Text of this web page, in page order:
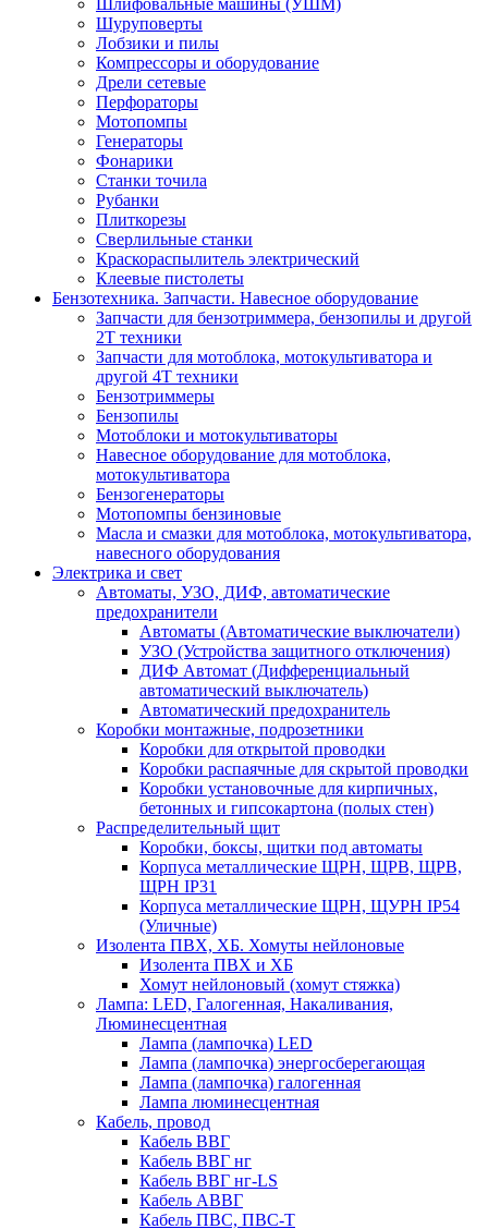
Шлифовальные машины (УШМ)
Шуруповерты
Лобзики и пилы
Компрессоры и оборудование
Дрели сетевые
Перфораторы
Мотопомпы
Генераторы
Фонарики
Станки точила
Рубанки
Плиткорезы
Сверлильные станки
Краскораспылитель электрический
Клеевые пистолеты
Бензотехника. Запчасти. Навесное оборудование
Запчасти для бензотриммера, бензопилы и другой
2Т техники
Запчасти для мотоблока, мотокультиватора и
другой 4Т техники
Бензотриммеры
Бензопилы
Мотоблоки и мотокультиваторы
Навесное оборудование для мотоблока,
мотокультиватора
Бензогенераторы
Мотопомпы бензиновые
Масла и смазки для мотоблока, мотокультиватора,
навесного оборудования
Электрика и свет
Автоматы, УЗО, ДИФ, автоматические
предохранители
Автоматы (Автоматические выключатели)
УЗО (Устройства защитного отключения)
ДИФ Автомат (Дифференциальный
автоматический выключатель)
Автоматический предохранитель
Коробки монтажные, подрозетники
Коробки для открытой проводки
Коробки распаячные для скрытой проводки
Коробки установочные для кирпичных,
бетонных и гипсокартона (полых стен)
Распределительный щит
Коробки, боксы, щитки под автоматы
Корпуса металлические ЩРН, ЩРВ, ЩРВ,
ЩРН IP31
Корпуса металлические ЩРН, ЩУРН IP54
(Уличные)
Изолента ПВХ, ХБ. Хомуты нейлоновые
Изолента ПВХ и ХБ
Хомут нейлоновый (хомут стяжка)
Лампа: LED, Галогенная, Накаливания,
Люминесцентная
Лампа (лампочка) LED
Лампа (лампочка) энергосберегающая
Лампа (лампочка) галогенная
Лампа люминесцентная
Кабель, провод
Кабель ВВГ
Кабель ВВГ нг
Кабель ВВГ нг-LS
Кабель АВВГ
Кабель ПВС, ПВС-Т